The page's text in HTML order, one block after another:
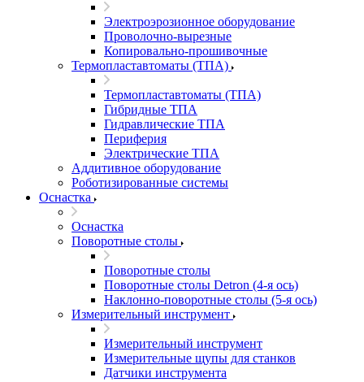
Электроэрозионное оборудование
Проволочно-вырезные
Копировально-прошивочные
Термопластавтоматы (ТПА)
Термопластавтоматы (ТПА)
Гибридные ТПА
Гидравлические ТПА
Периферия
Электрические ТПА
Аддитивное оборудование
Роботизированные системы
Оснастка
Оснастка
Поворотные столы
Поворотные столы
Поворотные столы Detron (4-я ось)
Наклонно-поворотные столы (5-я ось)
Измерительный инструмент
Измерительный инструмент
Измерительные щупы для станков
Датчики инструмента